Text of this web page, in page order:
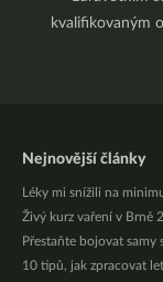
kvalifikovaným
Nejnovější články
Léky mi snížili na
Živý kurz vaření v Brně
Přestaňte bojovat samy
10 tipů, jak zpracovat